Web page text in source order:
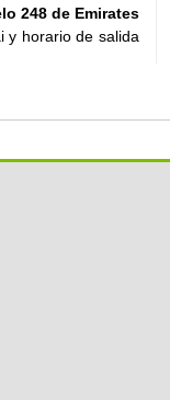
248 de Emirates
y horario de salida
de Dubái por la
representante de
hotel. Resto del